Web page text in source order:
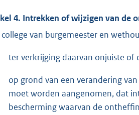
4. Intrekken of wijzigen van de
van burgemeester en
ter verkrijging daarvan onjuiste of
op grond van een verandering
moet worden aangenomen, dat
bescherming waarvan de